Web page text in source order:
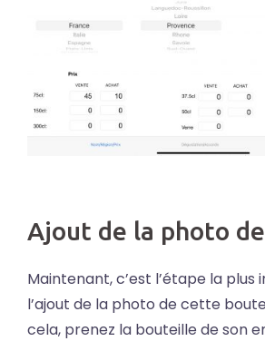
Ajout de la photo
Maintenant, c’est l’étape la plus
l’ajout de la photo de cette
cela, prenez la bouteille de son